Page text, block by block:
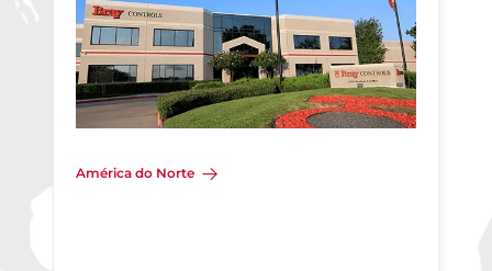
América do Norte